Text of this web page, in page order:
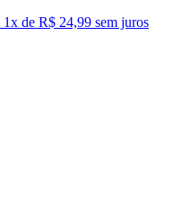
1x de R$ 24,99 sem juros